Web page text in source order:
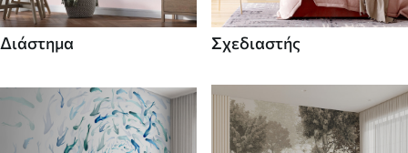
Διάστημα Σχεδιαστής